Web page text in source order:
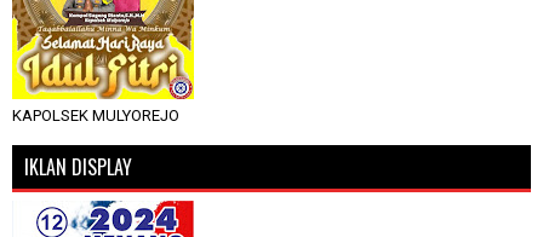
KAPOLSEK MULYOREJO
IKLAN DISPLAY